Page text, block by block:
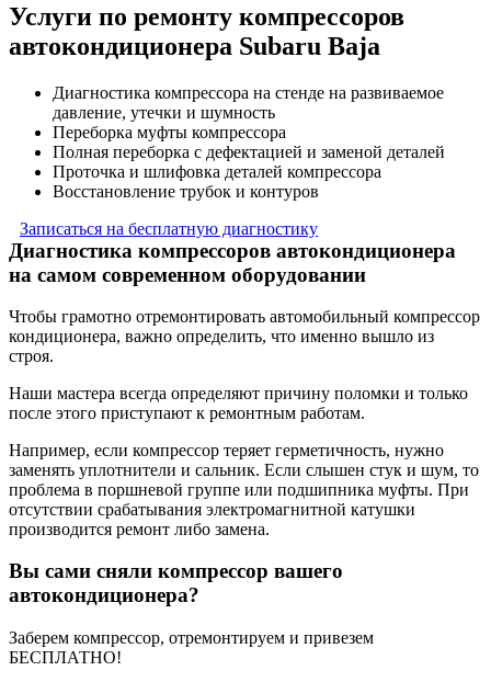
Услуги по ремонту компрессоров
автокондиционера Subaru Baja
Диагностика компрессора на стенде на развиваемое
давление, утечки и шумность
Переборка муфты компрессора
Полная переборка с дефектацией и заменой деталей
Проточка и шлифовка деталей компрессора
Восстановление трубок и контуров
Записаться на бесплатную диагностику
Диагностика компрессоров автокондиционера
на самом современном оборудовании
Чтобы грамотно отремонтировать автомобильный компрессор
кондиционера, важно определить, что именно вышло из
строя.
Наши мастера всегда определяют причину поломки и только
после этого приступают к ремонтным работам.
Например, если компрессор теряет герметичность, нужно
заменять уплотнители и сальник. Если слышен стук и шум, то
проблема в поршневой группе или подшипника муфты. При
отсутствии срабатывания электромагнитной катушки
производится ремонт либо замена.
Вы сами сняли компрессор вашего
автокондиционера?
Заберем компрессор, отремонтируем и привезем
БЕСПЛАТНО!